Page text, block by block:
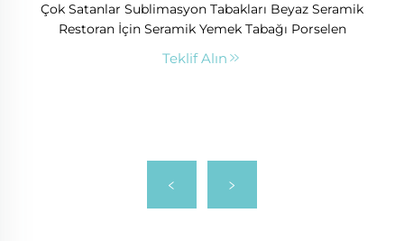
Çok Satanlar Sublimasyon Tabakları Beyaz Seramik
Restoran İçin Seramik Yemek Tabağı Porselen
Teklif Alın